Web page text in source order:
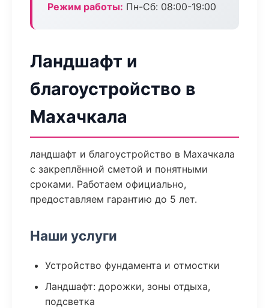
Режим работы: Пн-Сб: 08:00-19:00
Ландшафт и
благоустройство в
Махачкала
ландшафт и благоустройство в Махачкала
с закреплённой сметой и понятными
сроками. Работаем официально,
предоставляем гарантию до 5 лет.
Наши услуги
Устройство фундамента и отмостки
Ландшафт: дорожки, зоны отдыха,
подсветка